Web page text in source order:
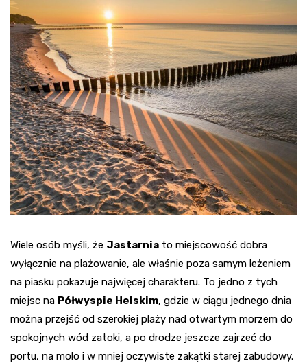
Wiele osób myśli, że Jastarnia to miejscowość dobra
wyłącznie na plażowanie, ale właśnie poza samym leżeniem
na piasku pokazuje najwięcej charakteru. To jedno z tych
miejsc na Półwyspie Helskim, gdzie w ciągu jednego dnia
można przejść od szerokiej plaży nad otwartym morzem do
spokojnych wód zatoki, a po drodze jeszcze zajrzeć do
portu, na molo i w mniej oczywiste zakątki starej zabudowy.